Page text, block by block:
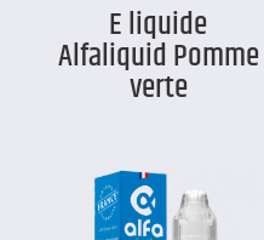
E liquide
Alfaliquid Pomme
verte